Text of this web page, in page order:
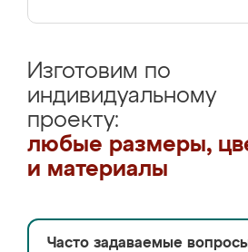
Изготовим по
индивидуальному
проекту:
любые размеры,
и материалы
Часто задаваемые